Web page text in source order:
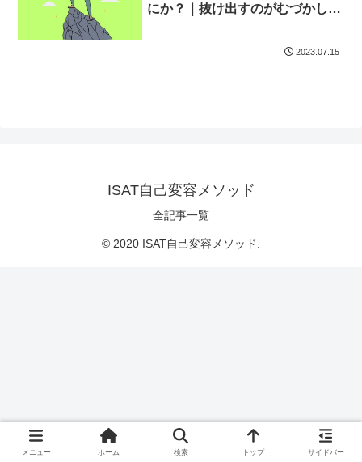
にか？｜抜け出すのがむづかしい
2023.07.15
ISAT自己変容メソッド
全記事一覧
© 2020 ISAT自己変容メソッド.
メニュー ホーム 検索 トップ サイドバー